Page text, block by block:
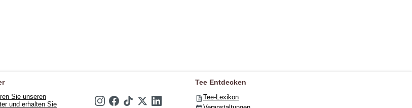
Sie unseren
und erhalten Sie
Tee Entdecken
Tee-Lexikon